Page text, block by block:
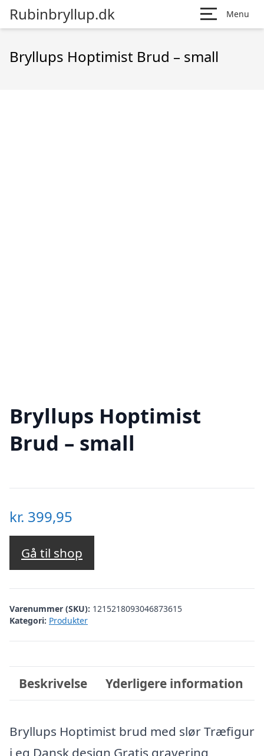
Rubinbryllup.dk Menu
Bryllups Hoptimist Brud – small
Bryllups Hoptimist
Brud – small
kr. 399,95
Gå til shop
Varenummer (SKU): 1215218093046873615
Kategori: Produkter
Beskrivelse Yderligere information
Bryllups Hoptimist brud med slør Træfigur
i eg Dansk design Gratis gravering